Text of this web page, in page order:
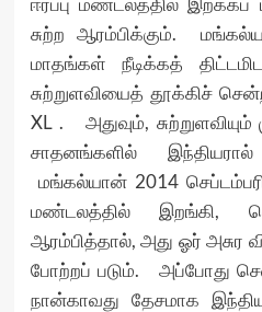
சுற்ற ஆரம்பிக்கும்.
மாதங்கள் நீடிக்கத்
சுற்றுளவியைத் தூக்கிச்
XL . அதுவும்,
சாதனங்களில்
மங்கல்யான் 2014
மண்டலத்தில் இறங்கி,
ஆரம்பித்தால், அது ஓர்
போற்றப் படும். அப்போது
நான்காவது தேசமாக